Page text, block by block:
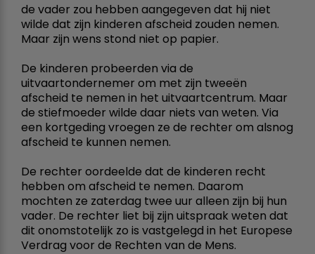
de vader zou hebben aangegeven dat hij niet
wilde dat zijn kinderen afscheid zouden nemen.
Maar zijn wens stond niet op papier.
De kinderen probeerden via de
uitvaartondernemer om met zijn tweeën
afscheid te nemen in het uitvaartcentrum. Maar
de stiefmoeder wilde daar niets van weten. Via
een kortgeding vroegen ze de rechter om alsnog
afscheid te kunnen nemen.
De rechter oordeelde dat de kinderen recht
hebben om afscheid te nemen. Daarom
mochten ze zaterdag twee uur alleen zijn bij hun
vader. De rechter liet bij zijn uitspraak weten dat
dit onomstotelijk zo is vastgelegd in het Europese
Verdrag voor de Rechten van de Mens.